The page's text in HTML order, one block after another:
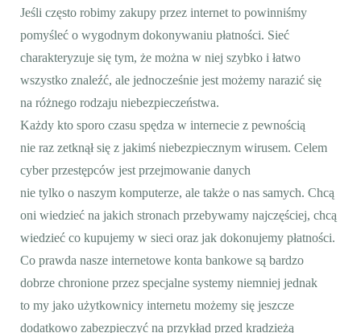
Jeśli często robimy zakupy przez internet to powinniśmy
pomyśleć o wygodnym dokonywaniu płatności. Sieć
charakteryzuje się tym, że można w niej szybko i łatwo
wszystko znaleźć, ale jednocześnie jest możemy narazić się
na różnego rodzaju niebezpieczeństwa.
Każdy kto sporo czasu spędza w internecie z pewnością
nie raz zetknął się z jakimś niebezpiecznym wirusem. Celem
cyber przestępców jest przejmowanie danych
nie tylko o naszym komputerze, ale także o nas samych. Chcą
oni wiedzieć na jakich stronach przebywamy najczęściej, chcą
wiedzieć co kupujemy w sieci oraz jak dokonujemy płatności.
Co prawda nasze internetowe konta bankowe są bardzo
dobrze chronione przez specjalne systemy niemniej jednak
to my jako użytkownicy internetu możemy się jeszcze
dodatkowo zabezpieczyć na przykład przed kradzieżą